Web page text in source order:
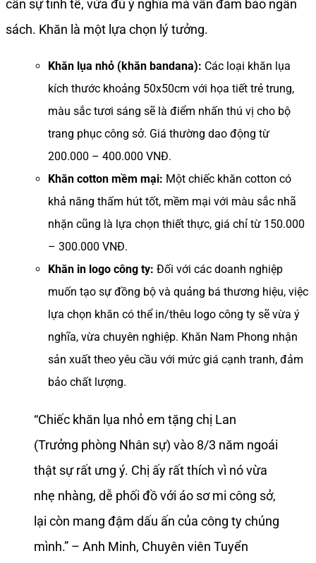
cần sự tinh tế, vừa đủ ý nghĩa mà vẫn đảm bảo ngân
sách. Khăn là một lựa chọn lý tưởng.
Khăn lụa nhỏ (khăn bandana): Các loại khăn lụa
kích thước khoảng 50x50cm với họa tiết trẻ trung,
màu sắc tươi sáng sẽ là điểm nhấn thú vị cho bộ
trang phục công sở. Giá thường dao động từ
200.000 – 400.000 VNĐ.
Khăn cotton mềm mại: Một chiếc khăn cotton có
khả năng thấm hút tốt, mềm mại với màu sắc nhã
nhặn cũng là lựa chọn thiết thực, giá chỉ từ 150.000
– 300.000 VNĐ.
Khăn in logo công ty: Đối với các doanh nghiệp
muốn tạo sự đồng bộ và quảng bá thương hiệu, việc
lựa chọn khăn có thể in/thêu logo công ty sẽ vừa ý
nghĩa, vừa chuyên nghiệp. Khăn Nam Phong nhận
sản xuất theo yêu cầu với mức giá cạnh tranh, đảm
bảo chất lượng.
“Chiếc khăn lụa nhỏ em tặng chị Lan
(Trưởng phòng Nhân sự) vào 8/3 năm ngoái
thật sự rất ưng ý. Chị ấy rất thích vì nó vừa
nhẹ nhàng, dễ phối đồ với áo sơ mi công sở,
lại còn mang đậm dấu ấn của công ty chúng
mình.” – Anh Minh, Chuyên viên Tuyển